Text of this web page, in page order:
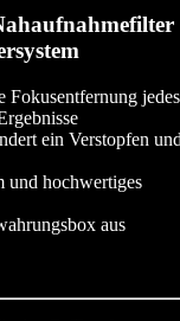
Fokusentfernung jedes
ein Verstopfen
und hochwertiges
aus